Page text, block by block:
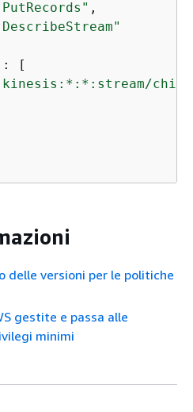
,
: [
delle versioni per le politiche
gestite e passa alle
minimi